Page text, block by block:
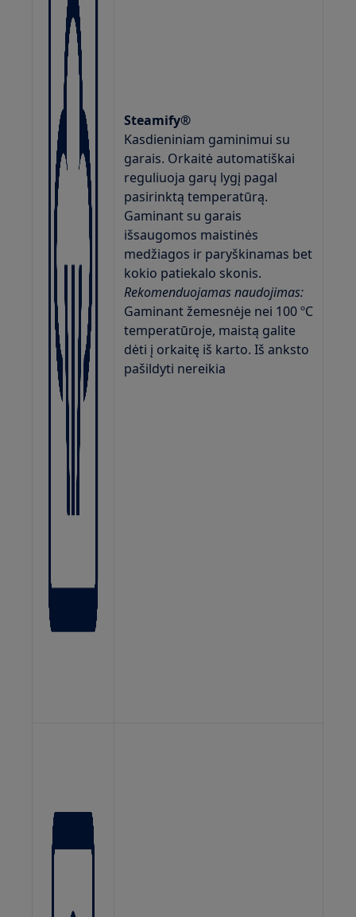
Steamify®
Kasdieniniam gaminimui su
garais. Orkaitė automatiškai
reguliuoja garų lygį pagal
pasirinktą temperatūrą.
Gaminant su garais
išsaugomos maistinės
medžiagos ir paryškinamas bet
kokio patiekalo skonis.
Rekomenduojamas naudojimas:
Gaminant žemesnėje nei 100 ºC
temperatūroje, maistą galite
dėti į orkaitę iš karto. Iš anksto
pašildyti nereikia